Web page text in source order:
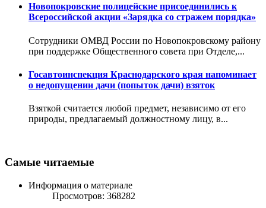
Новопокровские полицейские присоединились к
Всероссийской акции «Зарядка со стражем порядка»
Сотрудники ОМВД России по Новопокровскому району
при поддержке Общественного совета при Отделе,...
Госавтоинспекция Краснодарского края напоминает
о недопущении дачи (попыток дачи) взяток
Взяткой считается любой предмет, независимо от его
природы, предлагаемый должностному лицу, в...
Самые читаемые
Информация о материале
Просмотров: 368282